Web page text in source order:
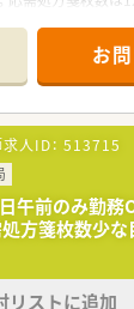
ってがんばりたい
指導を受けて頂き
大変丁寧な指導
＞
方
っかりとした収
お
人ID： 513715
日午前のみ勤
処方箋枚数少
リストに追加